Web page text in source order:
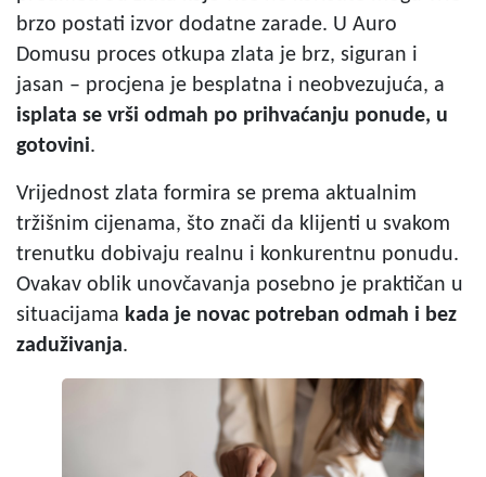
brzo postati izvor dodatne zarade. U Auro
Domusu proces otkupa zlata je brz, siguran i
jasan – procjena je besplatna i neobvezujuća, a
isplata se vrši odmah po prihvaćanju ponude, u
gotovini.
Vrijednost zlata formira se prema aktualnim
tržišnim cijenama, što znači da klijenti u svakom
trenutku dobivaju realnu i konkurentnu ponudu.
Ovakav oblik unovčavanja posebno je praktičan u
situacijama kada je novac potreban odmah i bez
zaduživanja.